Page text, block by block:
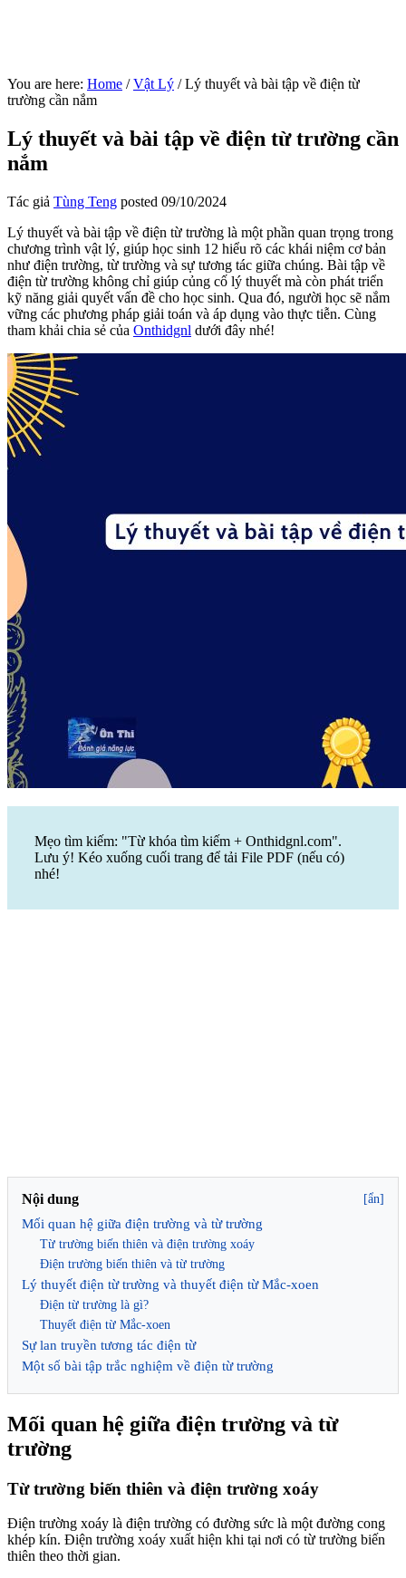
You are here: Home / Vật Lý /Lý thuyết và bài tập về điện từ
trường cần nắm
Lý thuyết và bài tập về điện từ trường cần
nắm
Tác giả Tùng Teng posted 09/10/2024
Lý thuyết và bài tập về điện từ trường là một phần quan trọng trong
chương trình vật lý, giúp học sinh 12 hiểu rõ các khái niệm cơ bản
như điện trường, từ trường và sự tương tác giữa chúng. Bài tập về
điện từ trường không chỉ giúp củng cố lý thuyết mà còn phát triển
kỹ năng giải quyết vấn đề cho học sinh. Qua đó, người học sẽ nắm
vững các phương pháp giải toán và áp dụng vào thực tiễn. Cùng
tham khải chia sẻ của Onthidgnl dưới đây nhé!
Mẹo tìm kiếm: "Từ khóa tìm kiếm + Onthidgnl.com".
Lưu ý! Kéo xuống cuối trang để tải File PDF (nếu có)
nhé!
Nội dung [ẩn]
Mối quan hệ giữa điện trường và từ trường
Từ trường biến thiên và điện trường xoáy
Điện trường biến thiên và từ trường
Lý thuyết điện từ trường và thuyết điện từ Mắc-xoen
Điện từ trường là gì?
Thuyết điện từ Mắc-xoen
Sự lan truyền tương tác điện từ
Một số bài tập trắc nghiệm về điện từ trường
Mối quan hệ giữa điện trường và từ
trường
Từ trường biến thiên và điện trường xoáy
Điện trường xoáy là điện trường có đường sức là một đường cong
khép kín. Điện trường xoáy xuất hiện khi tại nơi có từ trường biến
thiên theo thời gian.